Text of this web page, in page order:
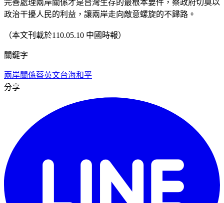
完善處理兩岸關係才是台灣生存的最根本要件，蔡政府切莫以
政治干擾人民的利益，讓兩岸走向敵意螺旋的不歸路。
（本文刊載於110.05.10 中國時報）
關鍵字
兩岸關係蔡英文台海和平
分享